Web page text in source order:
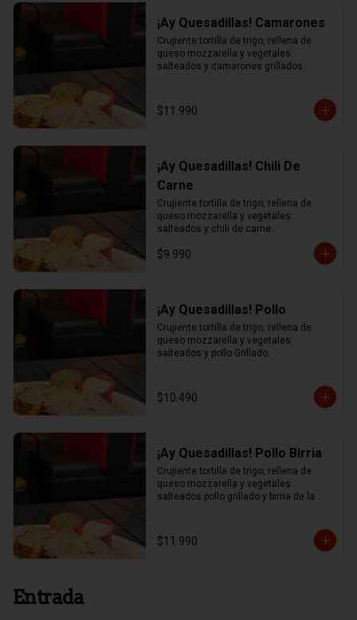
¡Ay Quesadillas! Camarones
Crujiente tortilla de trigo, rellena de
queso mozzarella y vegetales
salteados y camarones grillados.
$11.990
¡Ay Quesadillas! Chili De
Carne
Crujiente tortilla de trigo, rellena de
queso mozzarella y vegetales
salteados y chili de carne.
$9.990
¡Ay Quesadillas! Pollo
Crujiente tortilla de trigo, rellena de
queso mozzarella y vegetales
salteados y pollo Grillado.
$10.490
¡Ay Quesadillas! Pollo Birria
Crujiente tortilla de trigo, rellena de
queso mozzarella y vegetales
salteados pollo grillado y birria de la
$11.990
Entrada